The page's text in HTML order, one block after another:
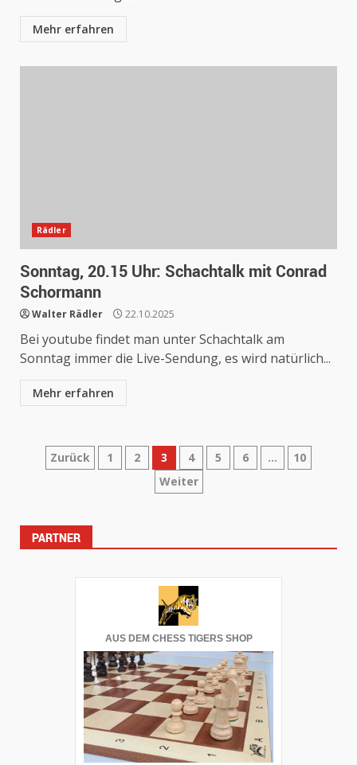
Mehr erfahren
Rädler
Sonntag, 20.15 Uhr: Schachtalk mit Conrad
Schormann
Walter Rädler 22.10.2025
Bei youtube findet man unter Schachtalk am
Sonntag immer die Live-Sendung, es wird natürlich...
Mehr erfahren
Seitennummerierung
Beiträge
Zurück 1 2 3 4 5 6 …
10
Weiter
PARTNER
AUS DEM CHESS TIGERS SHOP